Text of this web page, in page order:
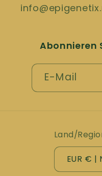
Abonnieren
E-Mail
Land/
EUR